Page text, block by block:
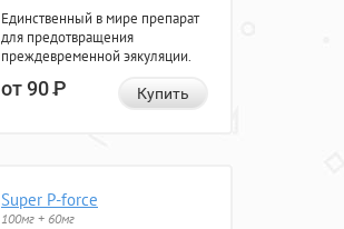
Единственный в мире препарат
для предотвращения
преждевременной эякуляции.
от 90Р Купить
Super P-force
100мг + 60мг